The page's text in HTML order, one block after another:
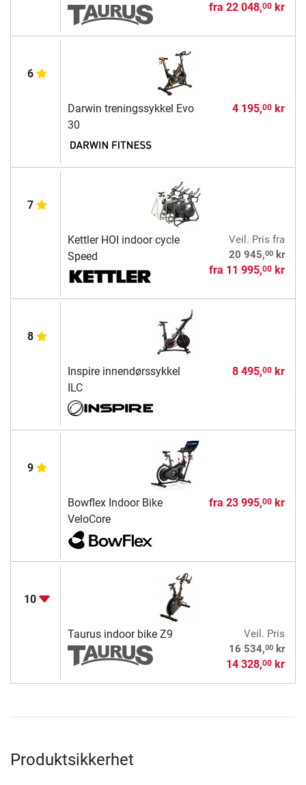
fra 22 048,00kr
6
Darwin treningssykkel Evo
30
4 195,00kr
7
Kettler HOI indoor cycle
Speed
Veil. Pris fra
20 945,00kr
fra 11 995,00kr
8
Inspire innendørssykkel
ILC
8 495,00kr
9
Bowflex Indoor Bike
VeloCore
fra 23 995,00kr
10
Taurus indoor bike Z9
Veil. Pris
16 534,00kr
14 328,00kr
Produktsikkerhet